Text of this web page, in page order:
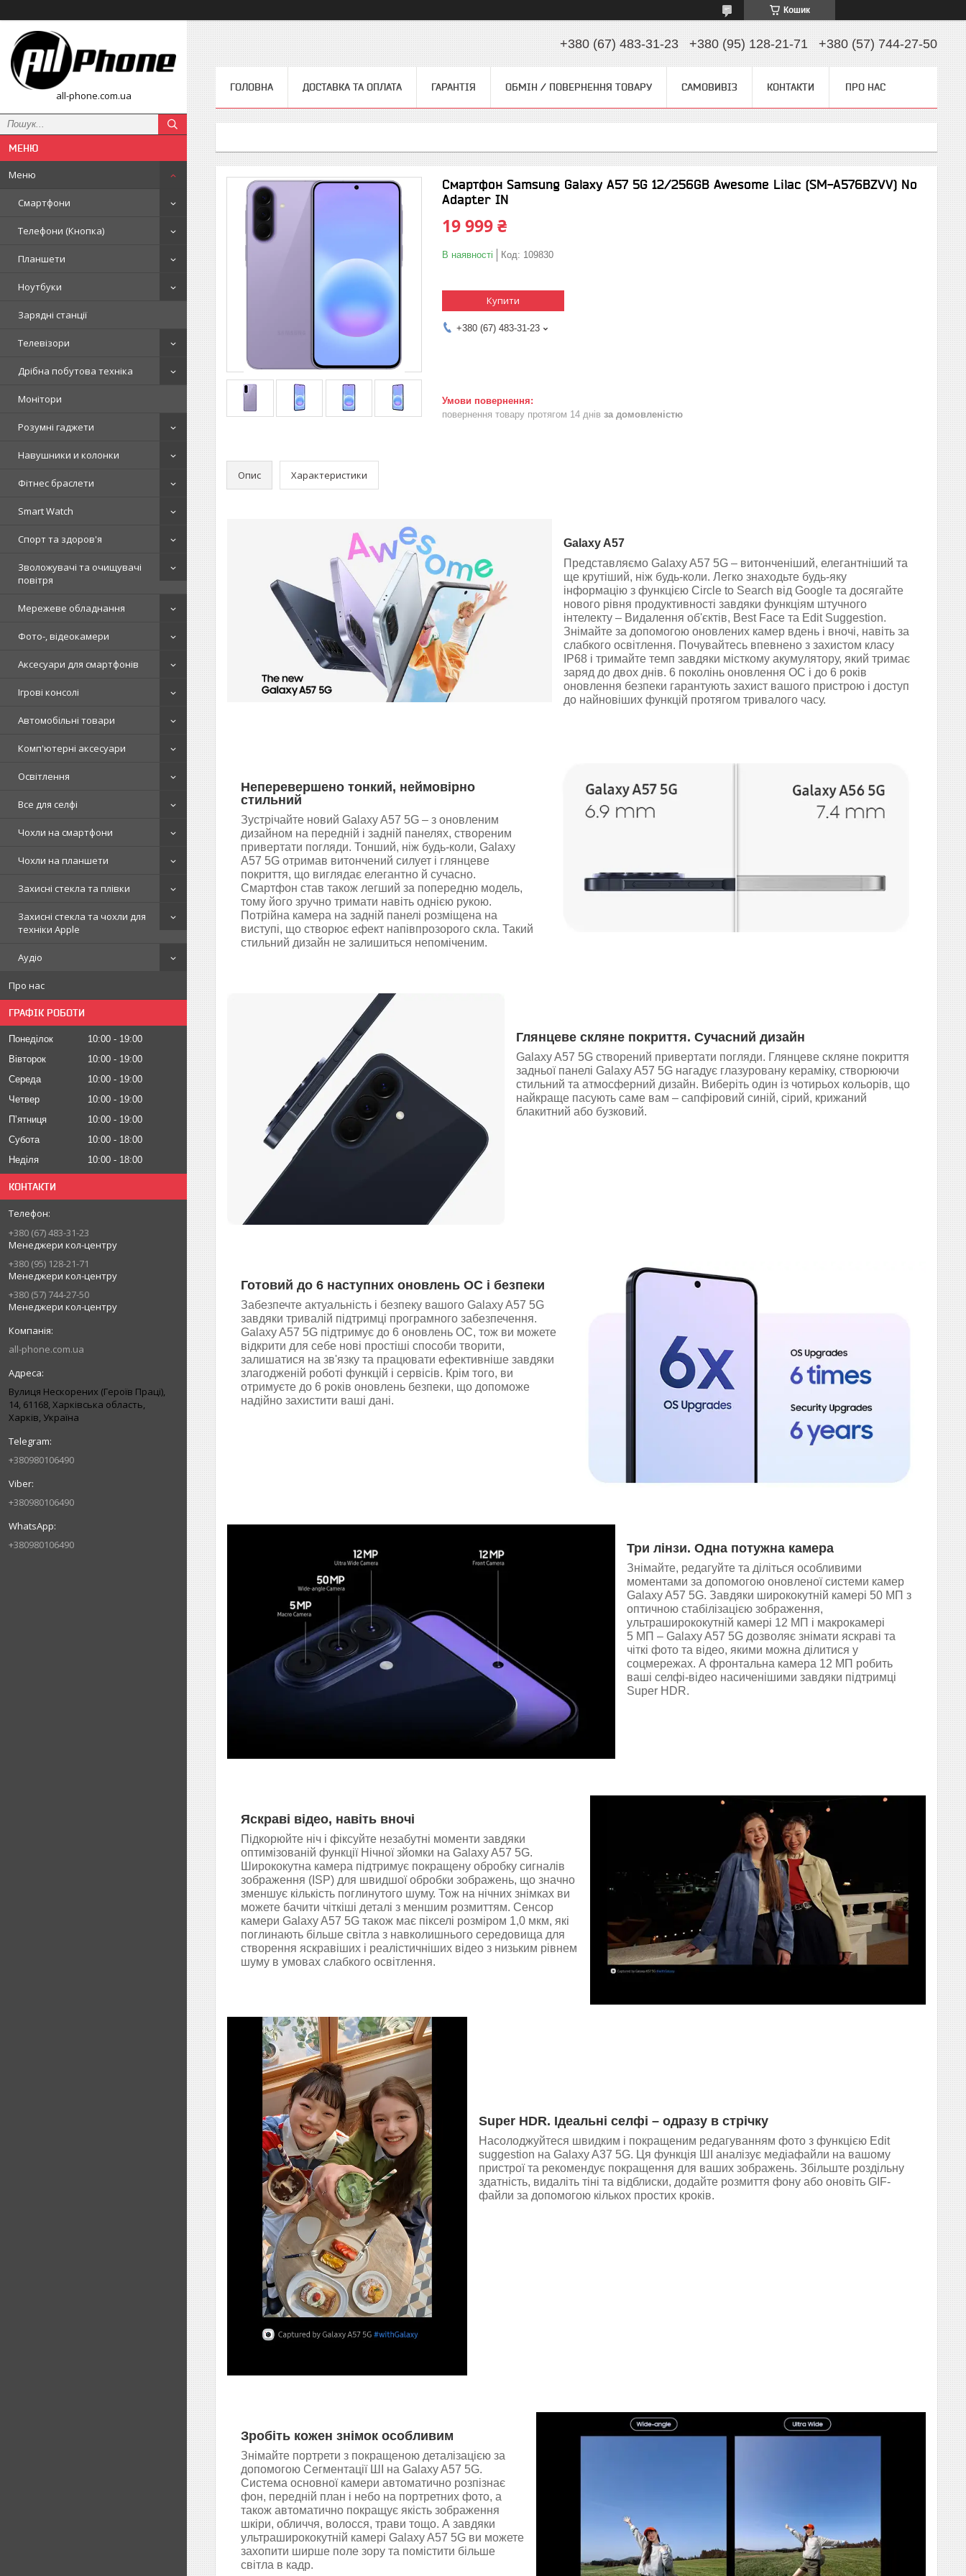
Кошик
all-phone.com.ua
Меню
Смартфони
Телефони (Кнопка)
Планшети
Ноутбуки
Зарядні станції
Телевізори
Дрібна побутова техніка
Монітори
Розумні гаджети
Навушники и колонки
Фітнес браслети
Smart Watch
Спорт та здоров'я
Зволожувачі та очищувачі
повітря
Мережеве обладнання
Фото-, відеокамери
Аксесуари для смартфонів
Ігрові консолі
Автомобільні товари
Комп'ютерні аксесуари
Освітлення
Все для селфі
Чохли на смартфони
Чохли на планшети
Захисні стекла та плівки
Захисні стекла та чохли для
техніки Apple
Аудіо
Про нас
ГРАФІК РОБОТИ
Понеділок 10:00
19:00
Вівторок
10:00
19:00
Середа
10:00
19:00
Четвер
10:00
19:00
Пʼятниця
10:00
19:00
Субота
10:00
18:00
Неділя
10:00 18:00
КОНТАКТИ
+380 (67) 483-31-23
Менеджери кол-центру
+380 (95) 128-21-71
Менеджери кол-центру
+380 (57) 744-27-50
Менеджери кол-центру
all-phone.com.ua
Вулиця Нескорених (Героїв Праці),
14, 61168, Харківська область,
Харків, Україна
+380980106490
+380980106490
+380980106490
+380 (67) 483-31-23 +380 (95) 128-21-71 +380 (57) 744-27-50
ГОЛОВНА ДОСТАВКА ТА ОПЛАТА ГАРАНТІЯ ОБМІН / ПОВЕРНЕННЯ ТОВАРУ САМОВИВІЗ КОНТАКТИ ПРО НАС
Смартфон Samsung Galaxy A57 5G 12/256GB Awesome Lilac (SM-A576BZVV) No
Adapter IN
19 999 ₴
В наявності Код: 109830
Купити
+380 (67) 483-31-23
повернення товару протягом 14 днів за домовленістю
Опис Характеристики
Galaxy A57
Представляємо Galaxy A57 5G – витонченіший, елегантніший та
ще крутіший, ніж будь-коли. Легко знаходьте будь-яку
інформацію з функцією Circle to Search від Google та досягайте
нового рівня продуктивності завдяки функціям штучного
інтелекту – Видалення об'єктів, Best Face та Edit Suggestion.
Знімайте за допомогою оновлених камер вдень і вночі, навіть за
слабкого освітлення. Почувайтесь впевнено з захистом класу
IP68 і тримайте темп завдяки місткому акумулятору, який тримає
заряд до двох днів. 6 поколінь оновлення ОС і до 6 років
оновлення безпеки гарантують захист вашого пристрою і доступ
до найновіших функцій протягом тривалого часу.
Неперевершено тонкий, неймовірно
стильний
Зустрічайте новий Galaxy A57 5G – з оновленим
дизайном на передній і задній панелях, створеним
привертати погляди. Тонший, ніж будь-коли, Galaxy
A57 5G отримав витончений силует і глянцеве
покриття, що виглядає елегантно й сучасно.
Смартфон став також легший за попередню модель,
тому його зручно тримати навіть однією рукою.
Потрійна камера на задній панелі розміщена на
виступі, що створює ефект напівпрозорого скла. Такий
стильний дизайн не залишиться непоміченим.
Глянцеве скляне покриття. Сучасний дизайн
Galaxy A57 5G створений привертати погляди. Глянцеве скляне покриття
задньої панелі Galaxy A57 5G нагадує глазуровану кераміку, створюючи
стильний та атмосферний дизайн. Виберіть один із чотирьох кольорів, що
найкраще пасують саме вам – сапфіровий синій, сірий, крижаний
блакитний або бузковий.
Готовий до 6 наступних оновлень ОС і безпеки
Забезпечте актуальність і безпеку вашого Galaxy A57 5G
завдяки тривалій підтримці програмного забезпечення.
Galaxy A57 5G підтримує до 6 оновлень ОС, тож ви можете
відкрити для себе нові простіші способи творити,
залишатися на зв'язку та працювати ефективніше завдяки
злагодженій роботі функцій і сервісів. Крім того, ви
отримуєте до 6 років оновлень безпеки, що допоможе
надійно захистити ваші дані.
Три лінзи. Одна потужна камера
Знімайте, редагуйте та діліться особливими
моментами за допомогою оновленої системи камер
Galaxy A57 5G. Завдяки ширококутній камері 50 МП з
оптичною стабілізацією зображення,
ультраширококутній камері 12 МП і макрокамері
5 МП – Galaxy A57 5G дозволяє знімати яскраві та
чіткі фото та відео, якими можна ділитися у
соцмережах. А фронтальна камера 12 МП робить
ваші селфі-відео насиченішими завдяки підтримці
Super HDR.
Яскраві відео, навіть вночі
Підкорюйте ніч і фіксуйте незабутні моменти завдяки
оптимізованій функції Нічної зйомки на Galaxy A57 5G.
Ширококутна камера підтримує покращену обробку сигналів
зображення (ISP) для швидшої обробки зображень, що значно
зменшує кількість поглинутого шуму. Тож на нічних знімках ви
можете бачити чіткіші деталі з меншим розмиттям. Сенсор
камери Galaxy A57 5G також має пікселі розміром 1,0 мкм, які
поглинають більше світла з навколишнього середовища для
створення яскравіших і реалістичніших відео з низьким рівнем
шуму в умовах слабкого освітлення.
Super HDR. Ідеальні селфі – одразу в стрічку
Насолоджуйтеся швидким і покращеним редагуванням фото з функцією Edit
suggestion на Galaxy A37 5G. Ця функція ШІ аналізує медіафайли на вашому
пристрої та рекомендує покращення для ваших зображень. Збільште роздільну
здатність, видаліть тіні та відблиски, додайте розмиття фону або оновіть GIF-
файли за допомогою кількох простих кроків.
Зробіть кожен знімок особливим
Знімайте портрети з покращеною деталізацією за
допомогою Сегментації ШІ на Galaxy A57 5G.
Система основної камери автоматично розпізнає
фон, передній план і небо на портретних фото, а
також автоматично покращує якість зображення
шкіри, обличчя, волосся, трави тощо. А завдяки
ультраширококутній камері Galaxy A57 5G ви можете
захопити ширше поле зору та помістити більше
світла в кадр.